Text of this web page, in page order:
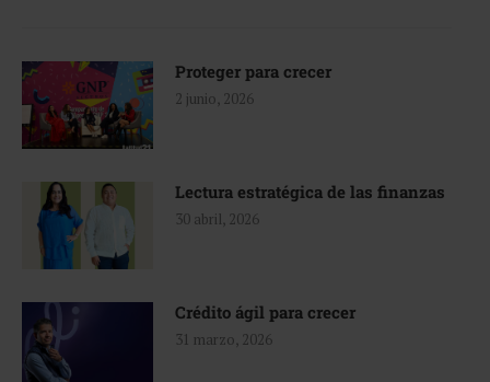
Proteger para crecer
2 junio, 2026
Lectura estratégica de las finanzas
30 abril, 2026
Crédito ágil para crecer
31 marzo, 2026